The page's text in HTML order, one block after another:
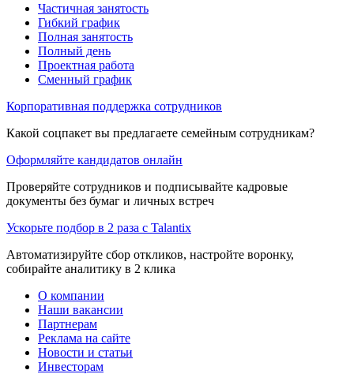
Частичная занятость
Гибкий график
Полная занятость
Полный день
Проектная работа
Сменный график
Корпоративная поддержка сотрудников
Какой соцпакет вы предлагаете семейным сотрудникам?
Оформляйте кандидатов онлайн
Проверяйте сотрудников и подписывайте кадровые
документы без бумаг и личных встреч
Ускорьте подбор в 2 раза с Talantix
Автоматизируйте сбор откликов, настройте воронку,
собирайте аналитику в 2 клика
О компании
Наши вакансии
Партнерам
Реклама на сайте
Новости и статьи
Инвесторам